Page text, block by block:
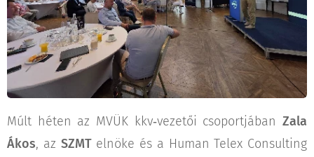
Múlt héten az MVÜK kkv‑vezetői csoportjában Zala
Ákos, az SZMT elnöke és a Human Telex Consulting